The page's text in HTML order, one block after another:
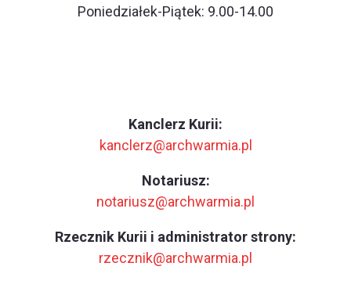
Poniedziałek-Piątek: 9.00-14.00
Kanclerz Kurii:
kanclerz@archwarmia.pl
Notariusz:
notariusz@archwarmia.pl
Rzecznik Kurii i administrator strony:
rzecznik@archwarmia.pl